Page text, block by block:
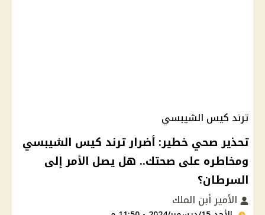
ترند كيس الشيبسي
تحذير صحي خطير: أضرار ترند كيس الشيبسي
ومخاطره على صحتك.. هل يصل الأمر إلى
السرطان؟
الأمير أبن الملك